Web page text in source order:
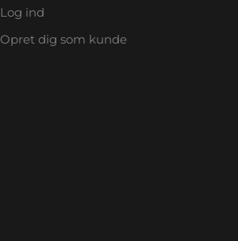
Log ind
Opret dig som kunde